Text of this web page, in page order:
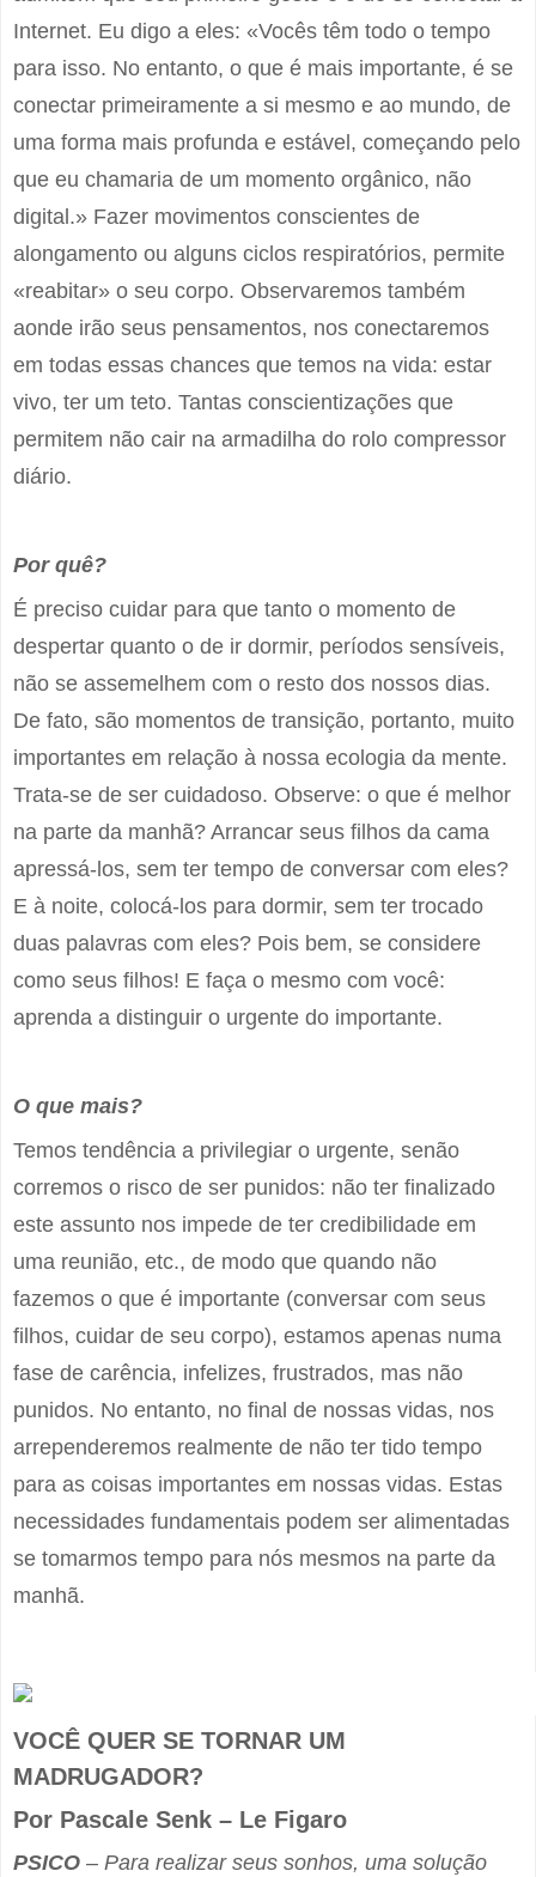
Internet. Eu digo a eles: «Vocês têm todo o tempo
para isso. No entanto, o que é mais importante, é se
conectar primeiramente a si mesmo e ao mundo, de
uma forma mais profunda e estável, começando pelo
que eu chamaria de um momento orgânico, não
digital.» Fazer movimentos conscientes de
alongamento ou alguns ciclos respiratórios, permite
«reabitar» o seu corpo. Observaremos também
aonde irão seus pensamentos, nos conectaremos
em todas essas chances que temos na vida: estar
vivo, ter um teto. Tantas conscientizações que
permitem não cair na armadilha do rolo compressor
diário.
Por quê?
É preciso cuidar para que tanto o momento de
despertar quanto o de ir dormir, períodos sensíveis,
não se assemelhem com o resto dos nossos dias.
De fato, são momentos de transição, portanto, muito
importantes em relação à nossa ecologia da mente.
Trata-se de ser cuidadoso. Observe: o que é melhor
na parte da manhã? Arrancar seus filhos da cama
apressá-los, sem ter tempo de conversar com eles?
E à noite, colocá-los para dormir, sem ter trocado
duas palavras com eles? Pois bem, se considere
como seus filhos! E faça o mesmo com você:
aprenda a distinguir o urgente do importante.
O que mais?
Temos tendência a privilegiar o urgente, senão
corremos o risco de ser punidos: não ter finalizado
este assunto nos impede de ter credibilidade em
uma reunião, etc., de modo que quando não
fazemos o que é importante (conversar com seus
filhos, cuidar de seu corpo), estamos apenas numa
fase de carência, infelizes, frustrados, mas não
punidos. No entanto, no final de nossas vidas, nos
arrependeremos realmente de não ter tido tempo
para as coisas importantes em nossas vidas. Estas
necessidades fundamentais podem ser alimentadas
se tomarmos tempo para nós mesmos na parte da
manhã.
VOCÊ QUER SE TORNAR UM
MADRUGADOR?
Por Pascale Senk – Le Figaro
PSICO – Para realizar seus sonhos, uma solução